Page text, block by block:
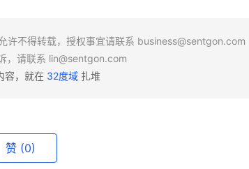
许不得转载，授权事宜请联系 business@sentgon.com
，请联系 lin@sentgon.com
容，就在 32度域扎堆
赞 (0)